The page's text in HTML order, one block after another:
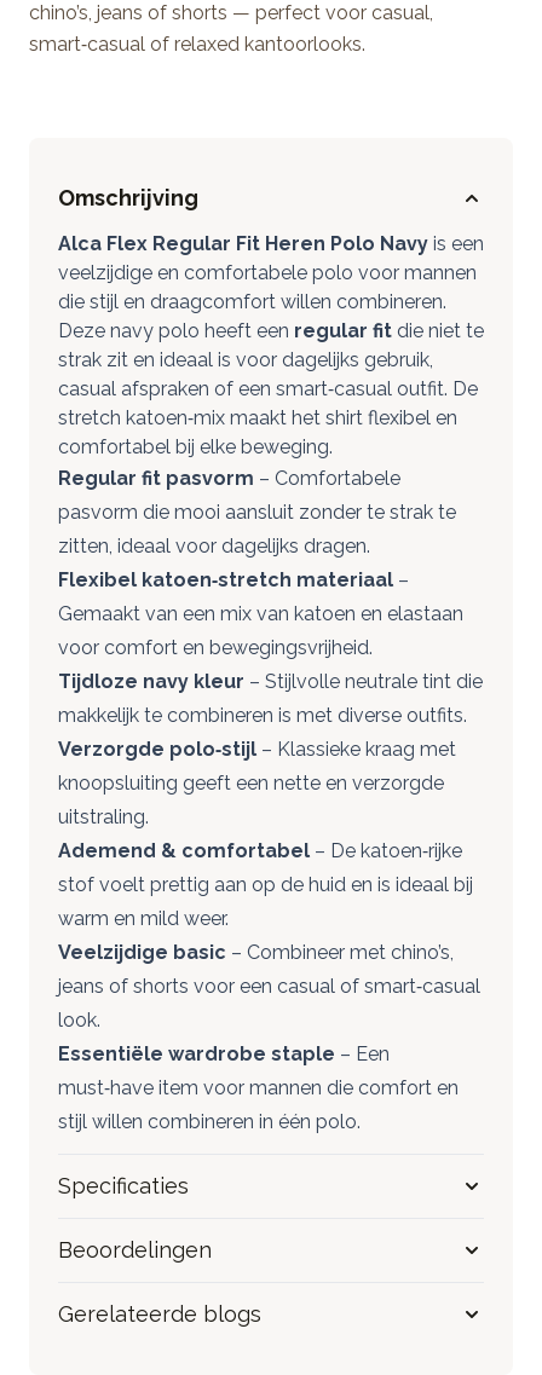
chino’s, jeans of shorts — perfect voor casual,
smart‑casual of relaxed kantoorlooks.
Omschrijving
Alca Flex Regular Fit Heren Polo Navy is een
veelzijdige en comfortabele polo voor mannen
die stijl en draagcomfort willen combineren.
Deze navy polo heeft een regular fit die niet te
strak zit en ideaal is voor dagelijks gebruik,
casual afspraken of een smart‑casual outfit. De
stretch katoen‑mix maakt het shirt flexibel en
comfortabel bij elke beweging.
Regular fit pasvorm – Comfortabele
pasvorm die mooi aansluit zonder te strak te
zitten, ideaal voor dagelijks dragen.
Flexibel katoen‑stretch materiaal –
Gemaakt van een mix van katoen en elastaan
voor comfort en bewegingsvrijheid.
Tijdloze navy kleur – Stijlvolle neutrale tint die
makkelijk te combineren is met diverse outfits.
Verzorgde polo‑stijl – Klassieke kraag met
knoopsluiting geeft een nette en verzorgde
uitstraling.
Ademend & comfortabel – De katoen‑rijke
stof voelt prettig aan op de huid en is ideaal bij
warm en mild weer.
Veelzijdige basic – Combineer met chino’s,
jeans of shorts voor een casual of smart‑casual
look.
Essentiële wardrobe staple – Een
must‑have item voor mannen die comfort en
stijl willen combineren in één polo.
Specificaties
Beoordelingen
Gerelateerde blogs